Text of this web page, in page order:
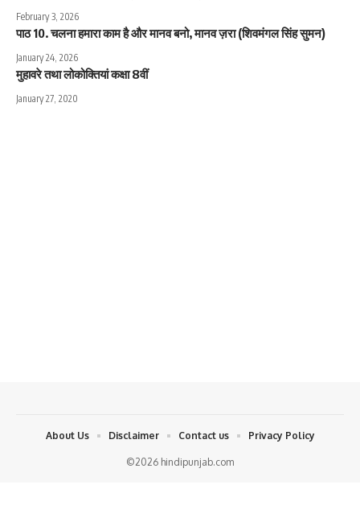
February 3, 2026
पाठ 10. चलना हमारा काम है और मानव बनो, मानव ज़रा (शिवमंगल सिंह सुमन)
January 24, 2026
मुहावरे तथा लोकोक्तियां कक्षा 8वीं
January 27, 2020
©2026 hindipunjab.com
About Us Disclaimer Contact us Privacy Policy